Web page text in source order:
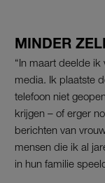
MINDER
“In maart deelde
media. Ik plaatste
telefoon niet
krijgen – of erger
berichten van
mensen die ik al
in hun familie